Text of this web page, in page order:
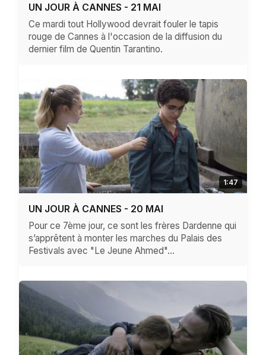
UN JOUR À CANNES - 21 MAI
Ce mardi tout Hollywood devrait fouler le tapis
rouge de Cannes à l'occasion de la diffusion du
dernier film de Quentin Tarantino.
1:47
UN JOUR À CANNES - 20 MAI
Pour ce 7ème jour, ce sont les frères Dardenne qui
s’apprêtent à monter les marches du Palais des
Festivals avec "Le Jeune Ahmed"...